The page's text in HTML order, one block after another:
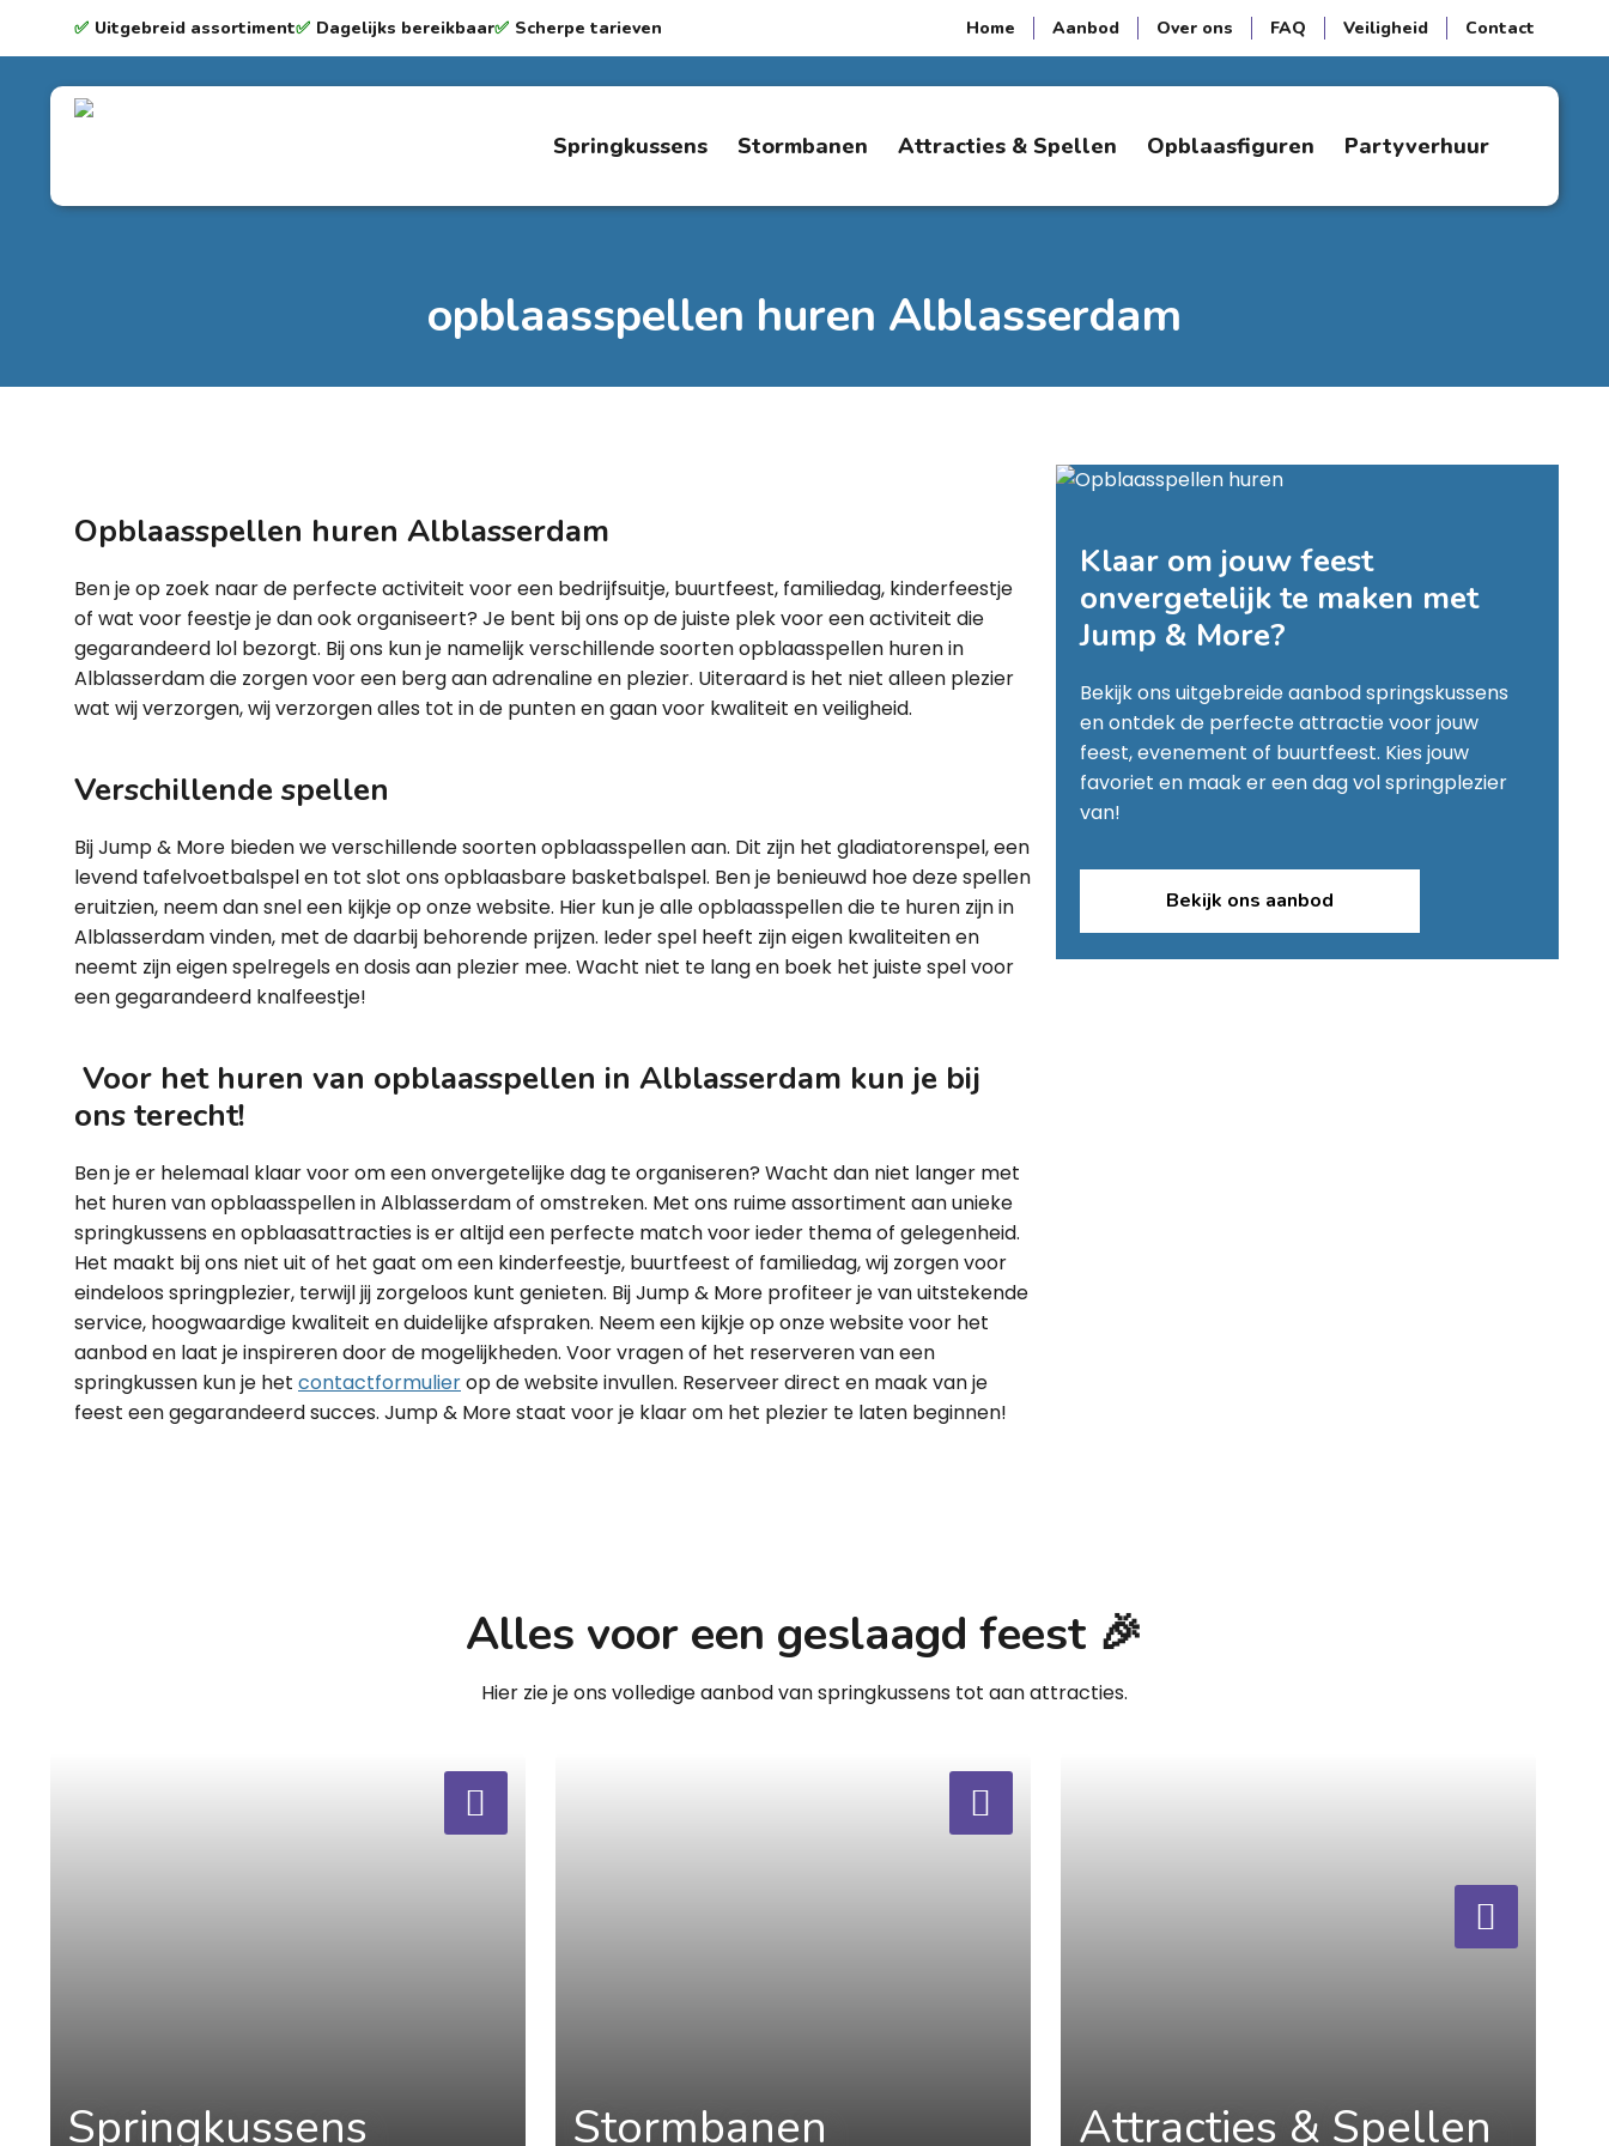
✅ Uitgebreid assortiment✅ Dagelijks bereikbaar✅ Scherpe tarieven Home Aanbod Over ons FAQ Veiligheid Contact
Springkussens Stormbanen Attracties & Spellen Opblaasfiguren Partyverhuur
opblaasspellen huren Alblasserdam
Opblaasspellen huren Alblasserdam
Ben je op zoek naar de perfecte activiteit voor een bedrijfsuitje, buurtfeest, familiedag, kinderfeestje
of wat voor feestje je dan ook organiseert? Je bent bij ons op de juiste plek voor een activiteit die
gegarandeerd lol bezorgt. Bij ons kun je namelijk verschillende soorten opblaasspellen huren in
Alblasserdam die zorgen voor een berg aan adrenaline en plezier. Uiteraard is het niet alleen plezier
wat wij verzorgen, wij verzorgen alles tot in de punten en gaan voor kwaliteit en veiligheid.
Verschillende spellen
Bij Jump & More bieden we verschillende soorten opblaasspellen aan. Dit zijn het gladiatorenspel, een
levend tafelvoetbalspel en tot slot ons opblaasbare basketbalspel. Ben je benieuwd hoe deze spellen
eruitzien, neem dan snel een kijkje op onze website. Hier kun je alle opblaasspellen die te huren zijn in
Alblasserdam vinden, met de daarbij behorende prijzen. Ieder spel heeft zijn eigen kwaliteiten en
neemt zijn eigen spelregels en dosis aan plezier mee. Wacht niet te lang en boek het juiste spel voor
een gegarandeerd knalfeestje!
Voor het huren van opblaasspellen in Alblasserdam kun je bij
ons terecht!
Ben je er helemaal klaar voor om een onvergetelijke dag te organiseren? Wacht dan niet langer met
het huren van opblaasspellen in Alblasserdam of omstreken. Met ons ruime assortiment aan unieke
springkussens en opblaasattracties is er altijd een perfecte match voor ieder thema of gelegenheid.
Het maakt bij ons niet uit of het gaat om een kinderfeestje, buurtfeest of familiedag, wij zorgen voor
eindeloos springplezier, terwijl jij zorgeloos kunt genieten. Bij Jump & More profiteer je van uitstekende
service, hoogwaardige kwaliteit en duidelijke afspraken. Neem een kijkje op onze website voor het
aanbod en laat je inspireren door de mogelijkheden. Voor vragen of het reserveren van een
springkussen kun je het contactformulierop de website invullen. Reserveer direct en maak van je
feest een gegarandeerd succes. Jump & More staat voor je klaar om het plezier te laten beginnen!
Klaar om jouw feest
onvergetelijk te maken met
Jump & More?
Bekijk ons uitgebreide aanbod springskussens
en ontdek de perfecte attractie voor jouw
feest, evenement of buurtfeest. Kies jouw
favoriet en maak er een dag vol springplezier
van!
Bekijk ons aanbod
Alles voor een geslaagd feest 🎉
Hier zie je ons volledige aanbod van springkussens tot aan attracties.
Springkussens Stormbanen Attracties & Spellen